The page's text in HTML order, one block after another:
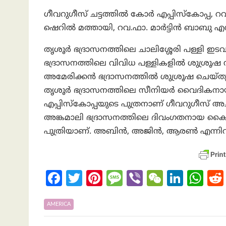
ഗീവറുഗീസ് ചട്ടത്തില്‍ കോര്‍ എപ്പിസ്കോപ്പ,
ഷെറില്‍ മത്തായി, റവ.ഫാ. മാര്‍ട്ടിന്‍
തൃശൂര്‍ ഭദ്രാസനത്തിലെ ചാലിശ്ശേരി പള്ളി
ഭദ്രാസനത്തിലെ വിവിധ പള്ളികളില്‍ ശുശ്രൂഷ
അമേരിക്കന്‍ ഭദ്രാസനത്തില്‍ ശുശ്രൂഷ
തൃശൂര്‍ ഭദ്രാസനത്തിലെ സീനിയര്‍
എപ്പിസ്കോപ്പയുടെ പുത്രനാണ് ഗീവറുഗീസ്
അങ്കമാലി ഭദ്രാസനത്തിലെ ദിവംഗതനായ
പുത്രിയാണ്. അബിന്‍, അജിന്‍, ആരണ്‍
Fa
ce
b
T
itt
Pi
er
M
sa
Vi
er
W
C
Li
ke
W
at
AMERICA